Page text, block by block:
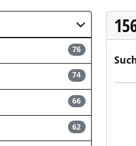
76
74
66
62